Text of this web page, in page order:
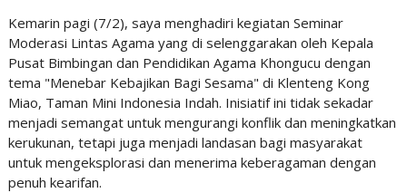
Kemarin pagi (7/2), saya menghadiri kegiatan Seminar
Moderasi Lintas Agama yang di selenggarakan oleh Kepala
Pusat Bimbingan dan Pendidikan Agama Khongucu dengan
tema "Menebar Kebajikan Bagi Sesama" di Klenteng Kong
Miao, Taman Mini Indonesia Indah. Inisiatif ini tidak sekadar
menjadi semangat untuk mengurangi konflik dan meningkatkan
kerukunan, tetapi juga menjadi landasan bagi masyarakat
untuk mengeksplorasi dan menerima keberagaman dengan
penuh kearifan.